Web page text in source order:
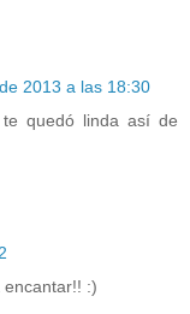
2013 a las 18:30
quedó linda así de
:)